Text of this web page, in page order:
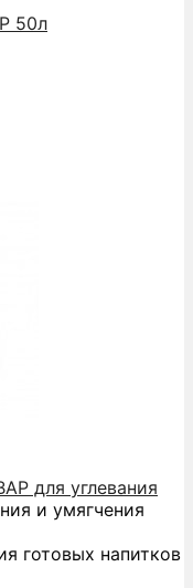
50л
для углевания
и умягчения
готовых напитков